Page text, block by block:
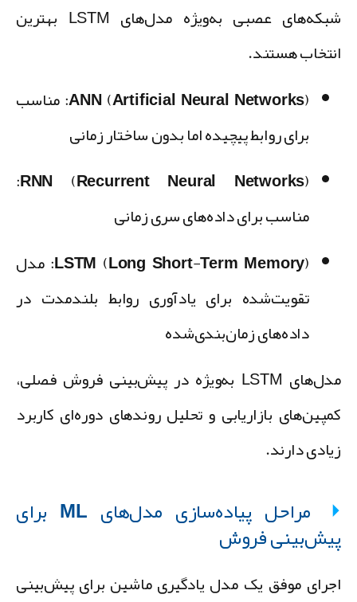
شبکه‌های عصبی به‌ویژه مدل‌های LSTM بهترین
هستند.
ANN (Artificial Neural Networks):مناسب
برای روابط پیچیده اما بدون ساختار زمانی
RNN (Recurrent Neural Networks):
مناسب برای داده‌های سری زمانی
LSTM (Long Short-Term Memory):مدل
تقویت‌شده برای یادآوری روابط بلندمدت در
داده‌های زمان‌بندی‌شده
مدل‌های LSTM به‌ویژه در پیش‌بینی فروش فصلی،
بازاریابی و تحلیل روندهای دوره‌ای کاربرد
دارند.
مراحل پیاده‌سازی مدل‌های ML برای
فروش
موفق یک مدل یادگیری ماشین برای پیش‌بینی